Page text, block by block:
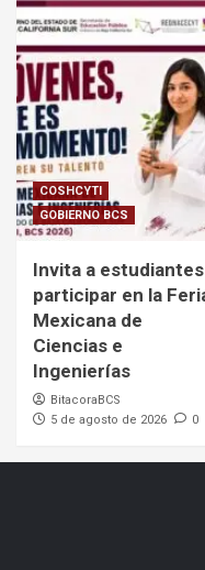
COSHCYTI
GOBIERNO BCS
Invita a
participar en la
Mexicana de
Ciencias e
Ingenierías
BitacoraBCS
5 de agosto de 2026
0